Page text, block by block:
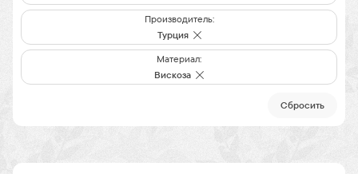
Производитель:
Турция
Материал:
Вискоза
Cбросить